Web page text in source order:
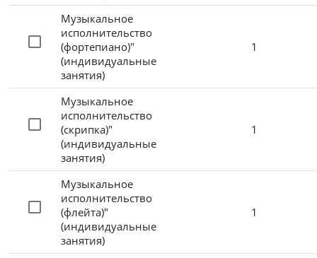
Музыкальное
исполнительство
(фортепиано)"
(индивидуальные
занятия)
1
Музыкальное
исполнительство
(скрипка)"
(индивидуальные
занятия)
1
Музыкальное
исполнительство
(флейта)"
(индивидуальные
занятия)
1